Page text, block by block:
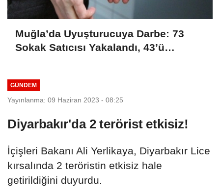
Muğla’da Uyuşturucuya Darbe: 73
Sokak Satıcısı Yakalandı, 43’ü
GÜNDEM
Yayınlanma: 09 Haziran 2023 - 08:25
Diyarbakır'da 2 terörist etkisiz!
İçişleri Bakanı Ali Yerlikaya, Diyarbakır Lice
kırsalında 2 teröristin etkisiz hale
getirildiğini duyurdu.